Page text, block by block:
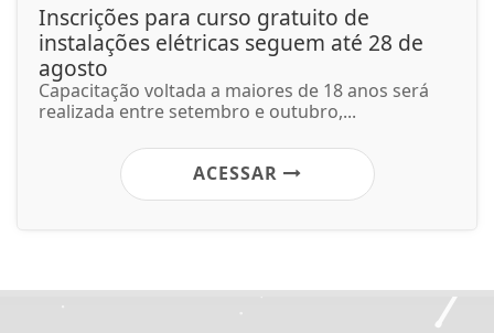
Inscrições para curso gratuito de
instalações elétricas seguem até 28 de
agosto
Capacitação voltada a maiores de 18 anos será
realizada entre setembro e outubro,...
ACESSAR